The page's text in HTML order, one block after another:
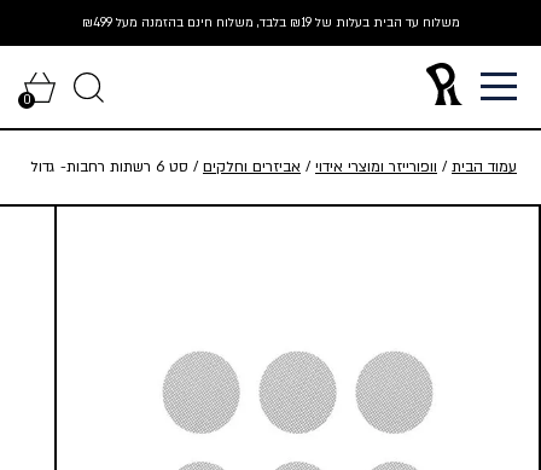
to
content
משלוח עד הבית בעלות של ₪19 בלבד, משלוח חינם בהזמנה מעל ₪499
0
עמוד הבית/ וופורייזר ומוצרי אידוי/ אביזרים וחלקים/ סט 6 רשתות רחבות- גדול